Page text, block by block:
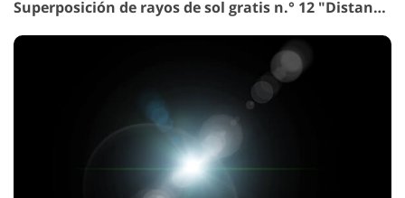
Superposición de rayos de sol gratis n.° 12 "Distant Light"